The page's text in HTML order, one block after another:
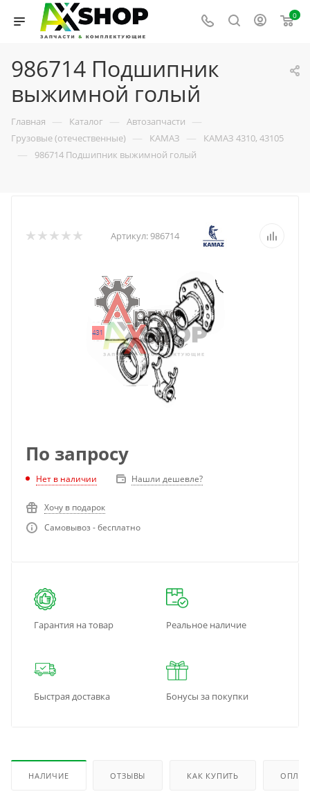
0
986714 Подшипник
выжимной голый
Главная — Каталог — Автозапчасти —
Грузовые (отечественные) — КАМАЗ — КАМАЗ 4310, 43105
— 986714 Подшипник выжимной голый
Артикул:986714
По запросу
Нет в наличии Нашли дешевле?
Хочу в подарок
Самовывоз - бесплатно
Гарантия на товар Реальное наличие
Быстрая доставка Бонусы за покупки
НАЛИЧИЕ ОТЗЫВЫ КАК КУПИТЬ